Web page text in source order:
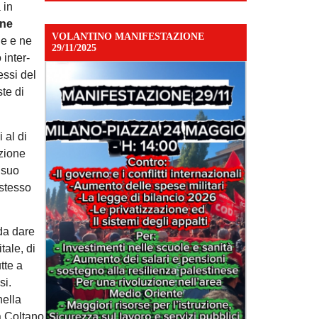
in
e ne
inter-
del
di
al di
dare
di
a
VOLANTINO MANIFESTAZIONE
29/11/2025